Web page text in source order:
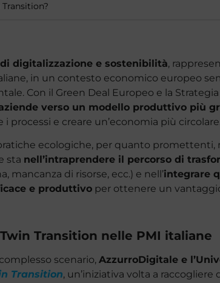
digitalizzazione e sostenibilità,
in un contesto economico europeo
Con il Green Deal Europeo e la
verso un modello produttivo più
e creare un’economia più
ecologiche, per quanto promettenti,
sta nell’intraprendere il percorso di
mancanza di risorse, ecc.) e nell’integrare
e produttivo per ottenere un
Transition nelle PMI italiane
scenario, AzzurroDigitale e
Transition, un’iniziativa volta a raccogliere